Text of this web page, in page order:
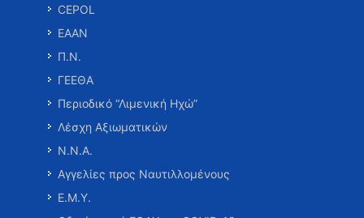
CEPOL
ΕΑΑΝ
Π.Ν.
ΓΕΕΘΑ
Περιοδικό “Λιμενική Ηχώ”
Λέσχη Αξιωματικών
Ν.Ν.Α.
Αγγελίες προς Ναυτιλλομένους
Ε.Μ.Υ.